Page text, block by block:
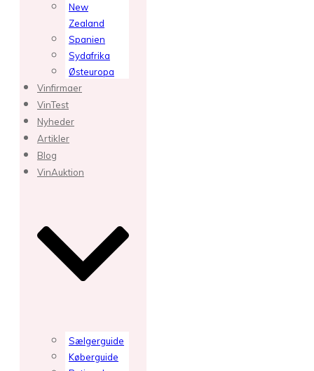
New
Zealand
Spanien
Sydafrika
Østeuropa
Vinfirmaer
VinTest
Nyheder
Artikler
Blog
VinAuktion
Sælgerguide
Køberguide